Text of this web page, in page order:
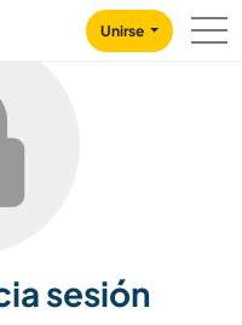
Unirse
sesión